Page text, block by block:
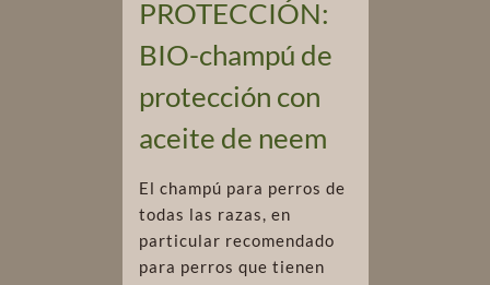
PROTECCIÓN:
BIO-champú de
protección con
aceite de neem
El champú para perros de
todas las razas, en
particular recomendado
para perros que tienen